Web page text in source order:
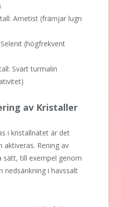
Ametist (främjar lugn
(högfrekvent
Svart turmalin
av Kristaller
i kristallnätet är det
Rening av
sätt, till exempel genom
nedsänkning i havssalt